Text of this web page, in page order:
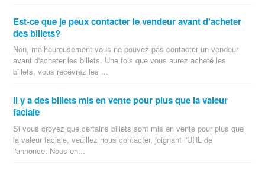
Est-ce que je peux contacter le vendeur avant d'acheter
des billets?
Non, malheureusement vous ne pouvez pas contacter un vendeur
avant d'acheter les billets. Une fois que vous aurez acheté les
billets, vous recevrez les ...
Il y a des billets mis en vente pour plus que la valeur
faciale
Si vous croyez que certains billets sont mis en vente pour plus que
la valeur faciale, veuillez nous contacter, joignant l'URL de
l'annonce. Nous en...